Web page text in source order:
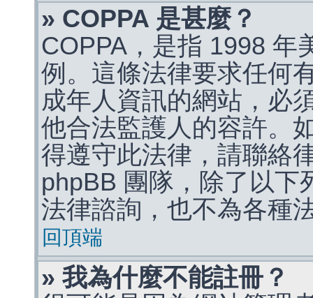
» COPPA 是甚麼？
COPPA，是指 1998 年
例。這條法律要求任何
成年人資訊的網站，必
他合法監護人的容許。
得遵守此法律，請聯絡
phpBB 團隊，除了以下
法律諮詢，也不為各種
回頂端
» 我為什麼不能註冊？